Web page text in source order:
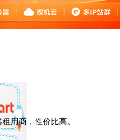
用商，性价比高。